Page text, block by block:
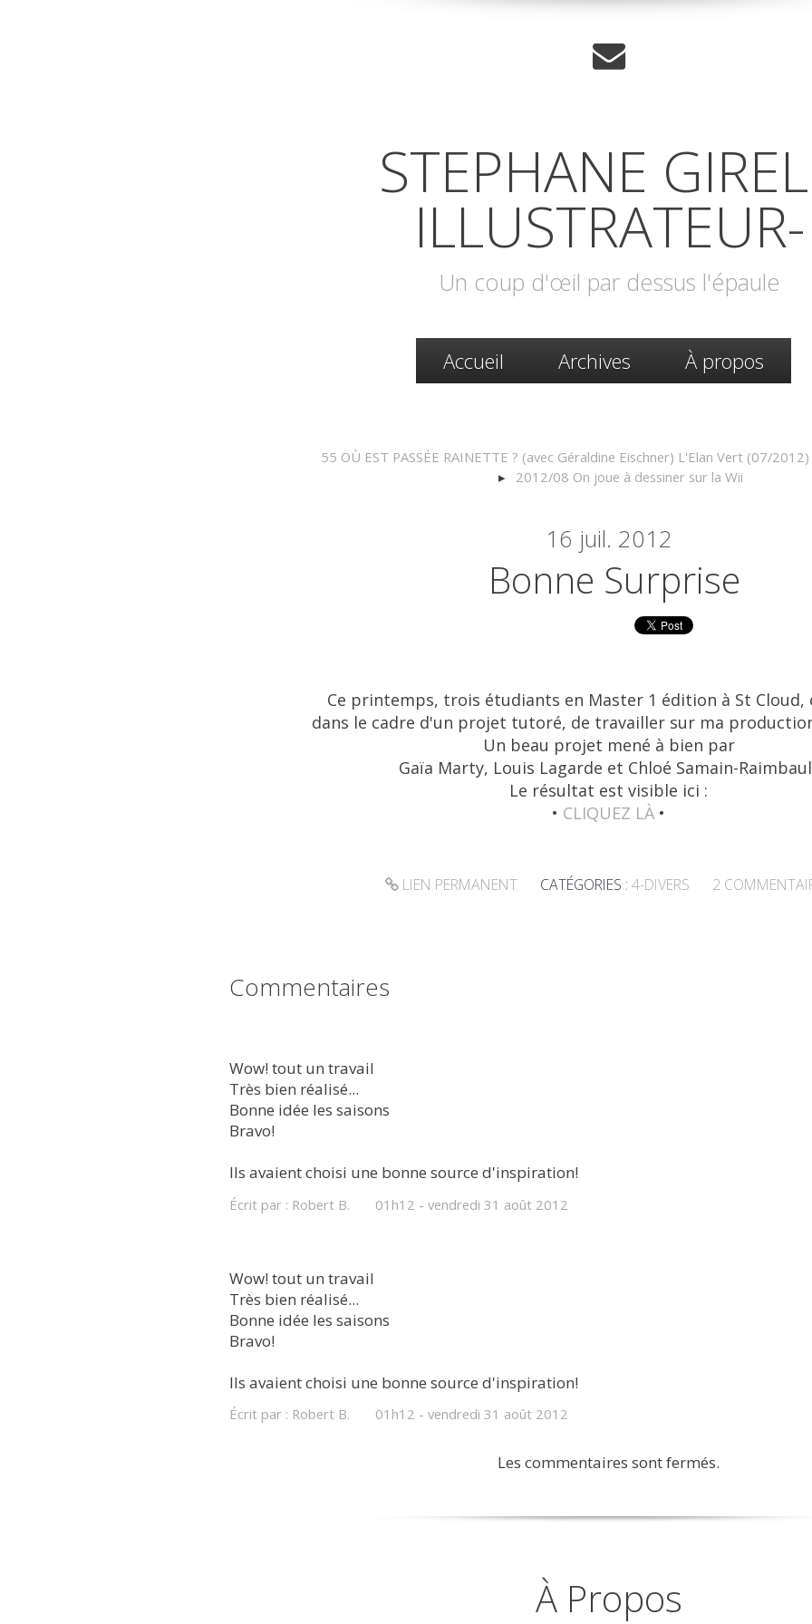
STEPHANE
ILLUSTRATEUR-
Un coup d'œil par dessus l'épaule
Accueil Archives À propos
55 OÙ EST PASSÉE RAINETTE ? (avec Géraldine Eischner) L'Elan Vert (07/2012)
2012/08 On joue à dessiner sur la Wii
16 juil. 2012
Bonne Surprise
Ce printemps, trois étudiants en Master 1 édition à St Cloud,
dans le cadre d'un projet tutoré, de travailler sur ma
Un beau projet mené à bien par
Gaïa Marty, Louis Lagarde et Chloé Samain-
Le résultat est visible ici :
• CLIQUEZ LÀ •
LIEN PERMANENT CATÉGORIES :4-DIVERS 2
Commentaires
Wow! tout un travail
Très bien réalisé...
Bonne idée les saisons
Bravo!
Ils avaient choisi une bonne source d'inspiration!
Écrit par : Robert B. 01h12 -vendredi 31 août 2012
Wow! tout un travail
Très bien réalisé...
Bonne idée les saisons
Bravo!
Ils avaient choisi une bonne source d'inspiration!
Écrit par : Robert B. 01h12 -vendredi 31 août 2012
Les commentaires sont fermés.
À Propos